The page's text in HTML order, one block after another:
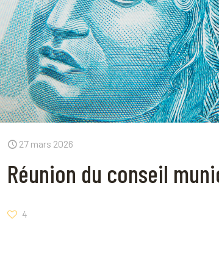
27 mars 2026
Réunion du conseil
4